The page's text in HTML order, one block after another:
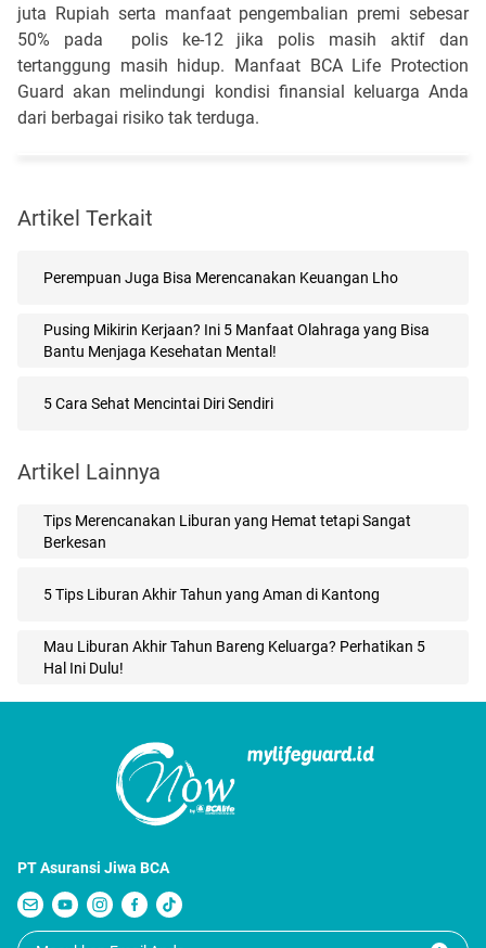
juta Rupiah serta manfaat pengembalian premi sebesar
50% pada polis ke-12 jika polis masih aktif dan
tertanggung masih hidup. Manfaat BCA Life Protection
Guard akan melindungi kondisi finansial keluarga Anda
dari berbagai risiko tak terduga.
Artikel Terkait
Perempuan Juga Bisa Merencanakan Keuangan Lho
Pusing Mikirin Kerjaan? Ini 5 Manfaat Olahraga yang Bisa
Bantu Menjaga Kesehatan Mental!
5 Cara Sehat Mencintai Diri Sendiri
Artikel Lainnya
Tips Merencanakan Liburan yang Hemat tetapi Sangat
Berkesan
5 Tips Liburan Akhir Tahun yang Aman di Kantong
Mau Liburan Akhir Tahun Bareng Keluarga? Perhatikan 5
Hal Ini Dulu!
PT Asuransi Jiwa BCA